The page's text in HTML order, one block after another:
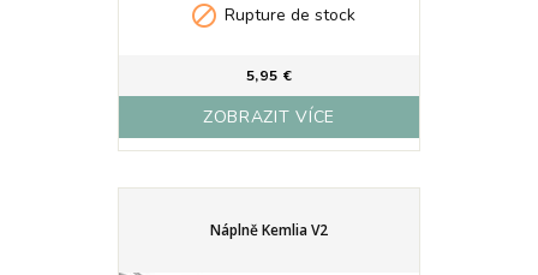
 Rupture de stock
5,95 €
ZOBRAZIT VÍCE
Náplně Kemlia V2